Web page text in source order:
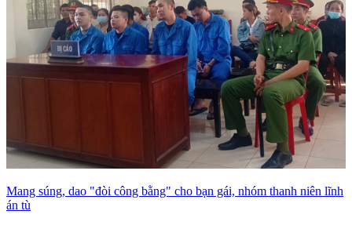
Mang súng, dao "đòi công bằng" cho bạn gái, nhóm thanh niên lĩnh
án tù